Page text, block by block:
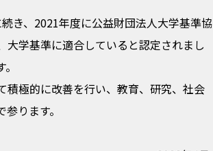
き、2021年度に公益財団法人大学基準協
学基準に適合していると認定されまし
積極的に改善を行い、教育、研究、社会
ります。